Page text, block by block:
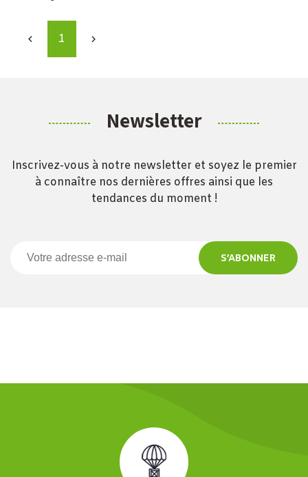
 1 
Newsletter
Inscrivez-vous à notre newsletter et soyez le premier
à connaître nos dernières offres ainsi que les
tendances du moment !
S’ABONNER